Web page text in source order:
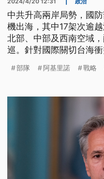
中共升高兩岸局勢，國
機出海，其中17架次逾
北部、中部及西南空域
巡。針對國際關切台海
虞，但台灣面臨部隊、
部隊 阿基里諾 戰略